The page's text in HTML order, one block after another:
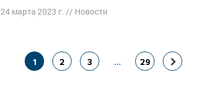
24 марта 2023 г. // Новости
1 2 3 … 29